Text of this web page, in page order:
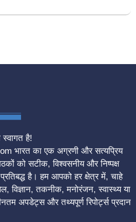
है!
भारत का एक अग्रणी और सत्यप्रिय
को सटीक, विश्वसनीय और निष्पक्ष
है। हम आपको हर क्षेत्र में, चाहे
विज्ञान, तकनीक, मनोरंजन, स्वास्थ्य या
अपडेट्स और तथ्यपूर्ण रिपोर्ट्स प्रदान